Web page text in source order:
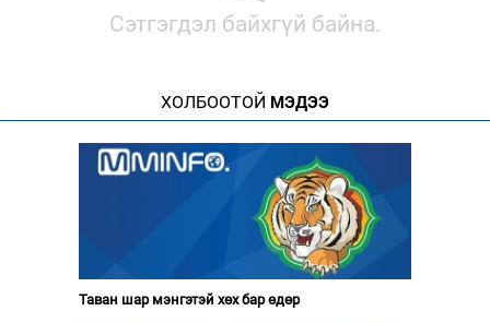
Сэтгэгдэл байхгүй байна.
ХОЛБООТОЙ МЭДЭЭ
Таван шар мэнгэтэй хөх бар өдөр